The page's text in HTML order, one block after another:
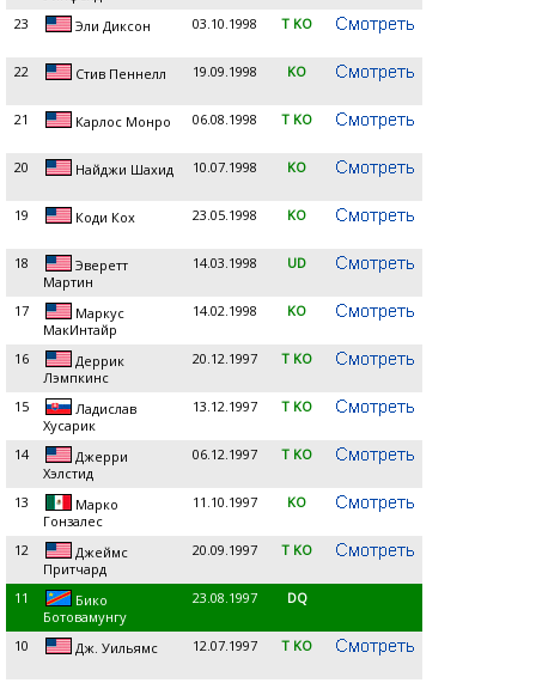
23 Эли Диксон 03.10.1998 T KO
22 Стив Пеннелл 19.09.1998 KO
21 Карлос Монро 06.08.1998 T KO
20 Найджи Шахид 10.07.1998 KO
19 Коди Кох 23.05.1998 KO
18
Эверетт
Мартин
14.03.1998 UD
17
Маркус
МакИнтайр
14.02.1998 KO
16
Деррик
Лэмпкинс
20.12.1997 T KO
15
Ладислав
Хусарик
13.12.1997 T KO
14
Джерри
Хэлстид
06.12.1997 T KO
13
Марко
Гонзалес
11.10.1997 KO
12
Джеймс
Притчард
20.09.1997 T KO
11
Бико
Ботовамунгу
23.08.1997 DQ
10 Дж. Уильямс 12.07.1997 T KO